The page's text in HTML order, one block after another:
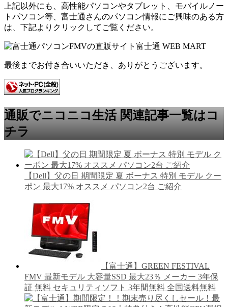
上記以外にも、高性能パソコンやタブレット、モバイルノー
トパソコン等、富士通さんのパソコン情報にご興味のある方
は、下記よりクリックしてご覧ください。
最後までお付き合いいただき、ありがとうございます。
通販でニコニコ生活 関連記事一覧はコ
チラ
【Dell】父の日 期間限定 夏 ボーナス 特別 モデル クー
ポン 最大17% オススメ パソコン2台 ご紹介
【富士通】GREEN FESTIVAL
FMV 最新モデル 大容量SSD 最大23％ メーカー 3年保
証 無料 セキュリティソフト 3年間無料 全国送料無料